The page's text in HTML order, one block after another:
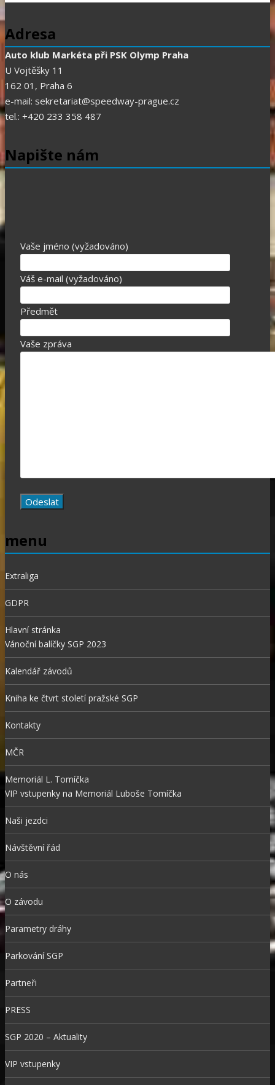
Adresa
Auto klub Markéta při PSK Olymp Praha
U Vojtěšky 11
162 01, Praha 6
e-mail: sekretariat@speedway-prague.cz
tel.: +420 233 358 487
Napište nám
Vaše jméno (vyžadováno)
Váš e-mail (vyžadováno)
Předmět
Vaše zpráva
menu
Extraliga
GDPR
Hlavní stránka
Vánoční balíčky SGP 2023
Kalendář závodů
Kniha ke čtvrt století pražské SGP
Kontakty
MČR
Memoriál L. Tomíčka
VIP vstupenky na Memoriál Luboše Tomíčka
Naši jezdci
Návštěvní řád
O nás
O závodu
Parametry dráhy
Parkování SGP
Partneři
PRESS
SGP 2020 – Aktuality
VIP vstupenky